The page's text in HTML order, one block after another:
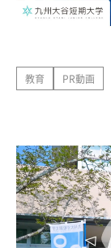
教育 PR動画